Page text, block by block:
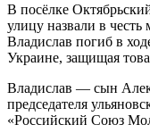
В посёлке
улицу назвали в
Владислав погиб в
Украине, защищая
Владислав — сын
председателя
«Российский Союз